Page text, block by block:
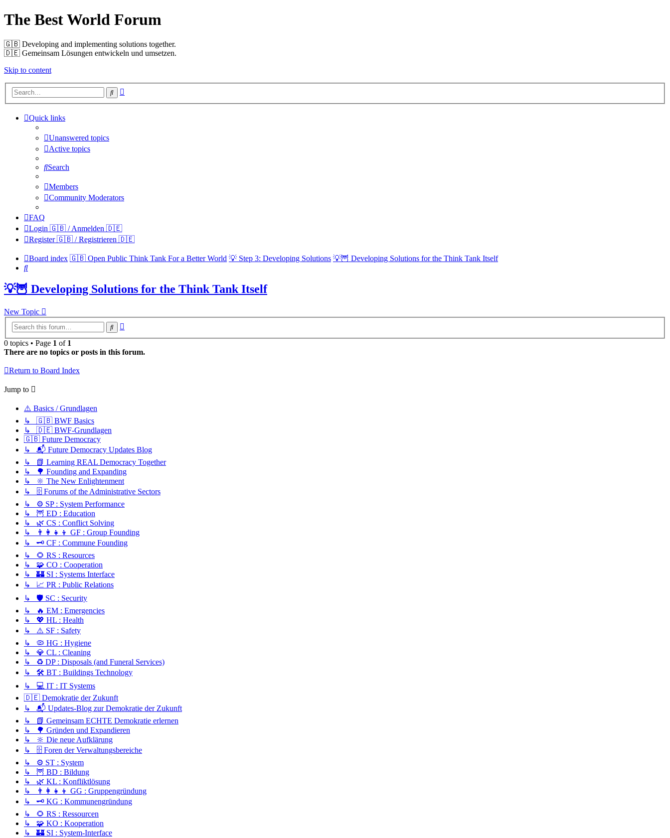
The Best World Forum
🇬🇧️ Developing and implementing solutions together.
🇩🇪️ Gemeinsam Lösungen entwickeln und umsetzen.
Skip to content
Search
Quick links
Unanswered topics
Active topics
Search
Members
Community Moderators
FAQ
Login 🇬🇧 / Anmelden 🇩🇪
Register 🇬🇧 / Registrieren 🇩🇪
Board index 🇬🇧 Open Public Think Tank For a Better World 💡 Step 3: Developing Solutions 💡🦉 Developing Solutions for the Think Tank Itself
Search
💡🦉 Developing Solutions for the Think Tank Itself
New Topic
Search
0 topics • Page 1 of 1
There are no topics or posts in this forum.
Return to Board Index
Jump to
⚠️ Basics / Grundlagen
↳ 🇬🇧 BWF Basics
↳ 🇩🇪 BWF-Grundlagen
🇬🇧 Future Democracy
↳ 📬 Future Democracy Updates Blog
↳ 📗 Learning REAL Democracy Together
↳ 🌳 Founding and Expanding
↳ 🔆 The New Enlightenment
↳ 🗄️ Forums of the Administrative Sectors
↳ ⚙️ SP : System Performance
↳ 🦉 ED : Education
↳ 🌿 CS : Conflict Solving
↳ 👨‍👩‍👧‍👦 GF : Group Founding
↳ 🗝️ CF : Commune Founding
↳ 🌻 RS : Resources
↳ 🧩 CO : Cooperation
↳ 🏰 SI : Systems Interface
↳ 📈 PR : Public Relations
↳ 🛡️ SC : Security
↳ 🔥 EM : Emergencies
↳ 💖 HL : Health
↳ ⚠️ SF : Safety
↳ 🦠 HG : Hygiene
↳ 💎 CL : Cleaning
↳ ♻️ DP : Disposals (and Funeral Services)
↳ 🛠️ BT : Buildings Technology
↳ 💻 IT : IT Systems
🇩🇪 Demokratie der Zukunft
↳ 📬 Updates-Blog zur Demokratie der Zukunft
↳ 📗 Gemeinsam ECHTE Demokratie erlernen
↳ 🌳 Gründen und Expandieren
↳ 🔆 Die neue Aufklärung
↳ 🗄️ Foren der Verwaltungsbereiche
↳ ⚙️ ST : System
↳ 🦉 BD : Bildung
↳ 🌿 KL : Konfliktlösung
↳ 👨‍👩‍👧‍👦 GG : Gruppengründung
↳ 🗝️ KG : Kommunengründung
↳ 🌻 RS : Ressourcen
↳ 🧩 KO : Kooperation
↳ 🏰 SI : System-Interface